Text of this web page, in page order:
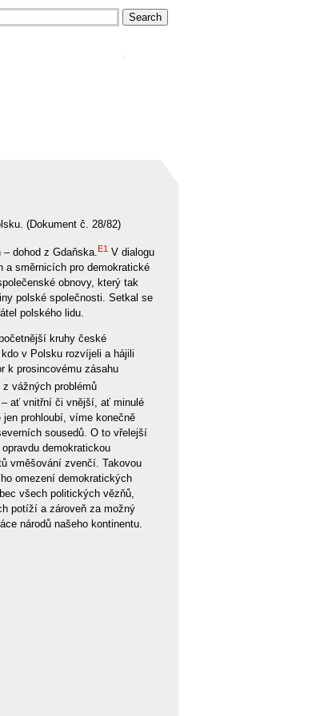
(Dokument č. 28/82)
dohod z Gdaňska.E1 V dialogu
a směrnicích pro demokratické
obnovy, který tak
polské společnosti. Setkal se
polského lidu.
kruhy české
v Polsku rozvíjeli a hájili
k prosincovému zásahu
vážných problémů
ať vnitřní či vnější, ať minulé
prohloubí, víme konečně
sousedů. O to vřelejší
demokratickou
vměšování zvenčí. Takovou
omezení demokratických
všech politických vězňů,
potíží a zároveň za možný
národů našeho kontinentu.